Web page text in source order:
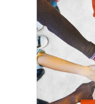
18 septembre
FEUILLETER